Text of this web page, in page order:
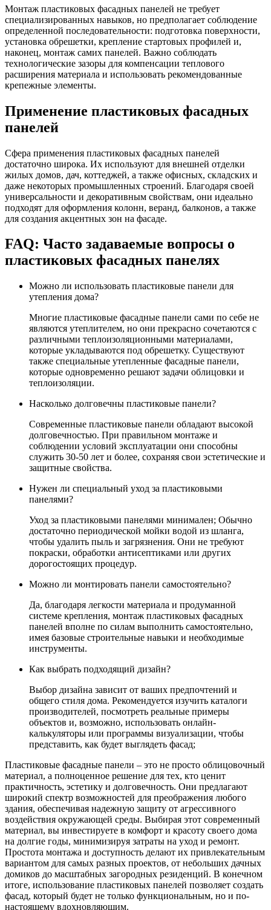
Монтаж пластиковых фасадных панелей не требует
специализированных навыков, но предполагает соблюдение
определенной последовательности: подготовка поверхности,
установка обрешетки, крепление стартовых профилей и,
наконец, монтаж самих панелей. Важно соблюдать
технологические зазоры для компенсации теплового
расширения материала и использовать рекомендованные
крепежные элементы.
Применение пластиковых фасадных
панелей
Сфера применения пластиковых фасадных панелей
достаточно широка. Их используют для внешней отделки
жилых домов, дач, коттеджей, а также офисных, складских и
даже некоторых промышленных строений. Благодаря своей
универсальности и декоративным свойствам, они идеально
подходят для оформления колонн, веранд, балконов, а также
для создания акцентных зон на фасаде.
FAQ: Часто задаваемые вопросы о
пластиковых фасадных панелях
Можно ли использовать пластиковые панели для
утепления дома?
Многие пластиковые фасадные панели сами по себе не
являются утеплителем, но они прекрасно сочетаются с
различными теплоизоляционными материалами,
которые укладываются под обрешетку. Существуют
также специальные утепленные фасадные панели,
которые одновременно решают задачи облицовки и
теплоизоляции.
Насколько долговечны пластиковые панели?
Современные пластиковые панели обладают высокой
долговечностью. При правильном монтаже и
соблюдении условий эксплуатации они способны
служить 30-50 лет и более, сохраняя свои эстетические и
защитные свойства.
Нужен ли специальный уход за пластиковыми
панелями?
Уход за пластиковыми панелями минимален; Обычно
достаточно периодической мойки водой из шланга,
чтобы удалить пыль и загрязнения. Они не требуют
покраски, обработки антисептиками или других
дорогостоящих процедур.
Можно ли монтировать панели самостоятельно?
Да, благодаря легкости материала и продуманной
системе крепления, монтаж пластиковых фасадных
панелей вполне по силам выполнить самостоятельно,
имея базовые строительные навыки и необходимые
инструменты.
Как выбрать подходящий дизайн?
Выбор дизайна зависит от ваших предпочтений и
общего стиля дома. Рекомендуется изучить каталоги
производителей, посмотреть реальные примеры
объектов и, возможно, использовать онлайн-
калькуляторы или программы визуализации, чтобы
представить, как будет выглядеть фасад;
Пластиковые фасадные панели – это не просто облицовочный
материал, а полноценное решение для тех, кто ценит
практичность, эстетику и долговечность. Они предлагают
широкий спектр возможностей для преображения любого
здания, обеспечивая надежную защиту от агрессивного
воздействия окружающей среды. Выбирая этот современный
материал, вы инвестируете в комфорт и красоту своего дома
на долгие годы, минимизируя затраты на уход и ремонт.
Простота монтажа и доступность делают их привлекательным
вариантом для самых разных проектов, от небольших дачных
домиков до масштабных загородных резиденций. В конечном
итоге, использование пластиковых панелей позволяет создать
фасад, который будет не только функциональным, но и по-
настоящему вдохновляющим.